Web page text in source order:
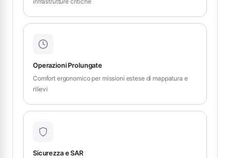
Operazioni Prolungate
Comfort ergonomico per missioni estese di mappatura e
rilievi
Sicurezza e SAR